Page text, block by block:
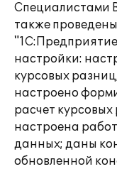
Специалистами
также
настройки:
курсовых
настроено
расчет
настроена
данных; даны
обновленной